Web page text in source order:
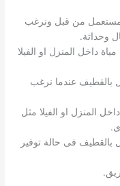
مستعمل من قبل ونرغب
وحداثة.
داخل المنزل او الفيلا
بالقطيف عندما نرغب
المنزل او الفيلا مثل
بالقطيف فى حالة توفير